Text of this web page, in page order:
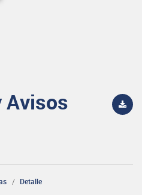
Avisos
Detalle